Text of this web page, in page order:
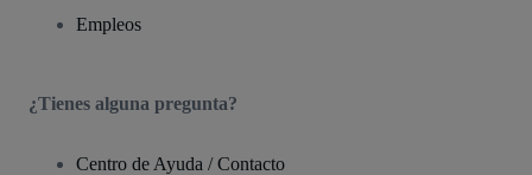
Empleos
¿Tienes alguna pregunta?
Centro de Ayuda / Contacto